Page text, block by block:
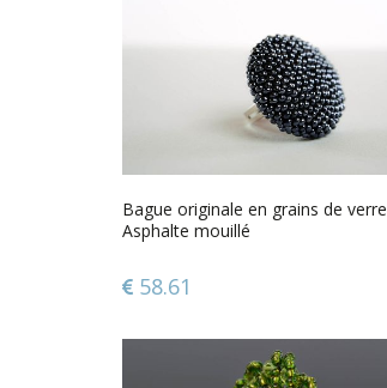
Bague originale en grains de verre
Asphalte mouillé
58.61